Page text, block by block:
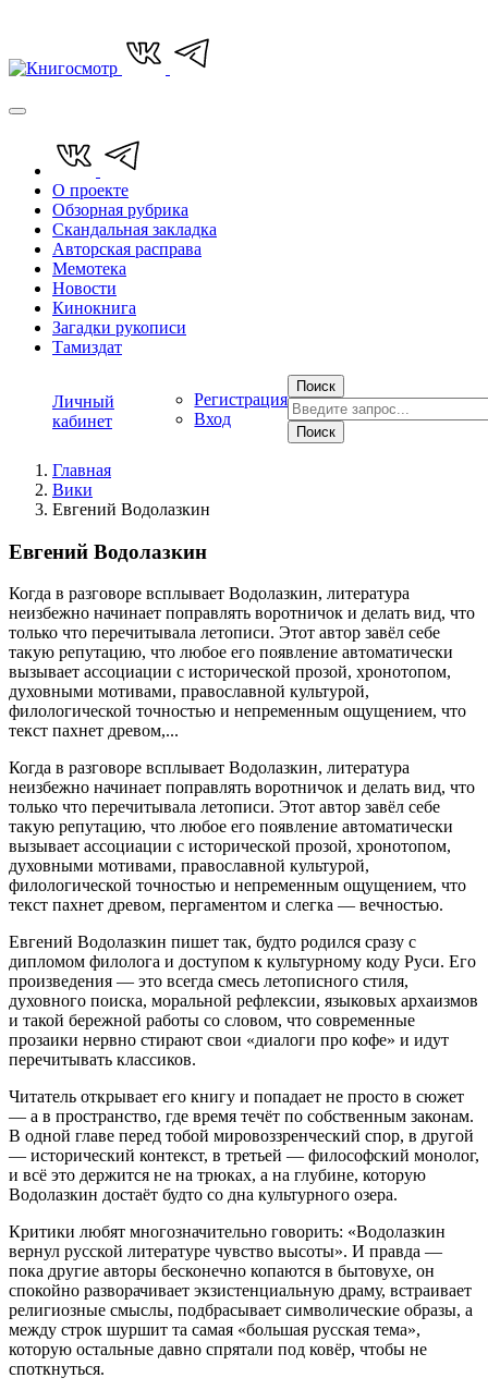
О проекте
Обзорная рубрика
Скандальная закладка
Авторская расправа
Мемотека
Новости
Кинокнига
Загадки рукописи
Тамиздат
Личный
кабинет
Регистрация
Вход
Поиск
Поиск
Главная
Вики
Евгений Водолазкин
Евгений Водолазкин
Когда в разговоре всплывает Водолазкин, литература
неизбежно начинает поправлять воротничок и делать вид, что
только что перечитывала летописи. Этот автор завёл себе
такую репутацию, что любое его появление автоматически
вызывает ассоциации с исторической прозой, хронотопом,
духовными мотивами, православной культурой,
филологической точностью и непременным ощущением, что
текст пахнет древом,...
Когда в разговоре всплывает Водолазкин, литература
неизбежно начинает поправлять воротничок и делать вид, что
только что перечитывала летописи. Этот автор завёл себе
такую репутацию, что любое его появление автоматически
вызывает ассоциации с исторической прозой, хронотопом,
духовными мотивами, православной культурой,
филологической точностью и непременным ощущением, что
текст пахнет древом, пергаментом и слегка — вечностью.
Евгений Водолазкин пишет так, будто родился сразу с
дипломом филолога и доступом к культурному коду Руси. Его
произведения — это всегда смесь летописного стиля,
духовного поиска, моральной рефлексии, языковых архаизмов
и такой бережной работы со словом, что современные
прозаики нервно стирают свои «диалоги про кофе» и идут
перечитывать классиков.
Читатель открывает его книгу и попадает не просто в сюжет
— а в пространство, где время течёт по собственным законам.
В одной главе перед тобой мировоззренческий спор, в другой
— исторический контекст, в третьей — философский монолог,
и всё это держится не на трюках, а на глубине, которую
Водолазкин достаёт будто со дна культурного озера.
Критики любят многозначительно говорить: «Водолазкин
вернул русской литературе чувство высоты». И правда —
пока другие авторы бесконечно копаются в бытовухе, он
спокойно разворачивает экзистенциальную драму, встраивает
религиозные смыслы, подбрасывает символические образы, а
между строк шуршит та самая «большая русская тема»,
которую остальные давно спрятали под ковёр, чтобы не
споткнуться.